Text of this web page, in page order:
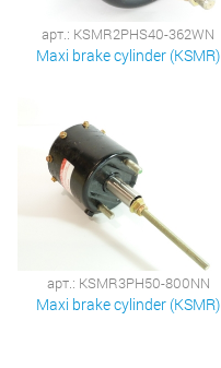
арт.: KSMR2PHS40-362WN
Maxi brake cylinder (KSMR)
арт.: KSMR3PH50-800NN
Maxi brake cylinder (KSMR)